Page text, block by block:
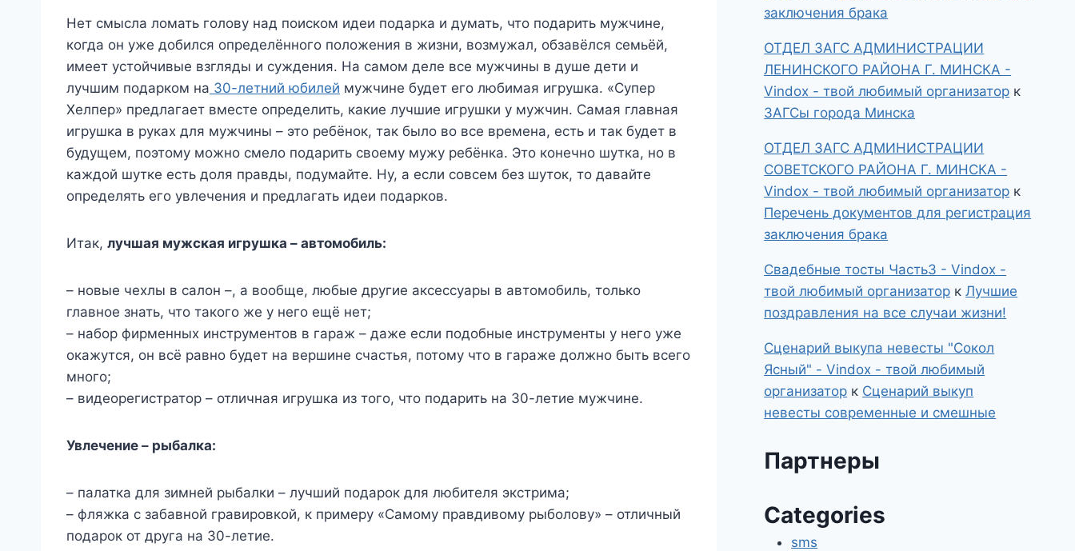
Нет смысла ломать голову над поиском идеи подарка и думать, что подарить мужчине,
когда он уже добился определённого положения в жизни, возмужал, обзавёлся семьёй,
имеет устойчивые взгляды и суждения. На самом деле все мужчины в душе дети и
лучшим подарком на 30-летний юбилей мужчине будет его любимая игрушка. «Супер
Хелпер» предлагает вместе определить, какие лучшие игрушки у мужчин. Самая главная
игрушка в руках для мужчины – это ребёнок, так было во все времена, есть и так будет в
будущем, поэтому можно смело подарить своему мужу ребёнка. Это конечно шутка, но в
каждой шутке есть доля правды, подумайте. Ну, а если совсем без шуток, то давайте
определять его увлечения и предлагать идеи подарков.
Итак, лучшая мужская игрушка – автомобиль:
– новые чехлы в салон –, а вообще, любые другие аксессуары в автомобиль, только
главное знать, что такого же у него ещё нет;
– набор фирменных инструментов в гараж – даже если подобные инструменты у него уже
окажутся, он всё равно будет на вершине счастья, потому что в гараже должно быть всего
много;
– видеорегистратор – отличная игрушка из того, что подарить на 30-летие мужчине.
Увлечение – рыбалка:
– палатка для зимней рыбалки – лучший подарок для любителя экстрима;
– фляжка с забавной гравировкой, к примеру «Самому правдивому рыболову» – отличный
подарок от друга на 30-летие.
заключения брака
ОТДЕЛ ЗАГС АДМИНИСТРАЦИИ
ЛЕНИНСКОГО РАЙОНА Г. МИНСКА -
Vindox - твой любимый организатор к
ЗАГСы города Минска
ОТДЕЛ ЗАГС АДМИНИСТРАЦИИ
СОВЕТСКОГО РАЙОНА Г. МИНСКА -
Vindox - твой любимый организатор к
Перечень документов для регистрация
заключения брака
Свадебные тосты Часть3 - Vindox -
твой любимый организатор кЛучшие
поздравления на все случаи жизни!
Сценарий выкупа невесты "Сокол
Ясный" - Vindox - твой любимый
организатор к Сценарий выкуп
невесты современные и смешные
Партнеры
Categories
sms